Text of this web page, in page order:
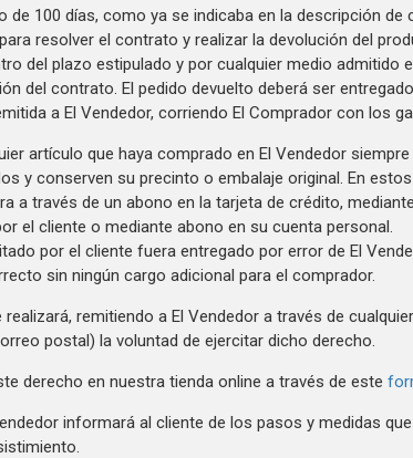
de 100 días, como ya se indicaba en la descripción
resolver el contrato y realizar la devolución del
del plazo estipulado y por cualquier medio admitido
del contrato. El pedido devuelto deberá ser
a El Vendedor, corriendo El Comprador con los
artículo que haya comprado en El Vendedor
y conserven su precinto o embalaje original. En
a través de un abono en la tarjeta de crédito,
el cliente o mediante abono en su cuenta personal.
por el cliente fuera entregado por error de El
sin ningún cargo adicional para el comprador.
remitiendo a El Vendedor a través de
postal) la voluntad de ejercitar dicho derecho.
derecho en nuestra tienda online a través de este
informará al cliente de los pasos y medidas